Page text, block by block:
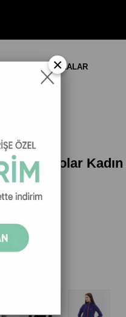
MARKALAR
Pretty Polar
Kadın Mont
×